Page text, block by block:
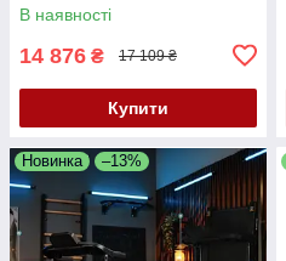
В наявності
14 876 ₴ 17 109 ₴
Купити
Новинка –13%